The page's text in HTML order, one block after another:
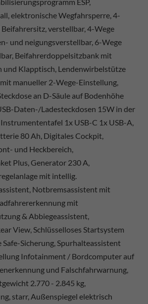
elektronische Wegfahrsperre, 4-
verstellbar, 4-Wege
und neigungsverstellbar, 6-Wege
Beifahrerdoppelsitzbank mit
Klapptisch, Lendenwirbelstütze
manueller 2-Wege-Einstellung,
an D-Säule auf Bodenhöhe
Daten-/Ladesteckdosen 15W in der
1x USB-C 1x USB-A,
80 Ah, Digitales Cockpit,
und Heckbereich,
Plus, Generator 230 A,
mit intellig.
Notbremsassistent mit
mit
& Abbiegeassistent,
View, Schlüsselloses Startsystem
Safe-Sicherung, Spurhalteassistent
Infotainment / Bordcomputer auf
und Falschfahrwarnung,
2.770 - 2.845 kg,
starr, Außenspiegel elektrisch